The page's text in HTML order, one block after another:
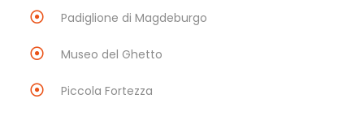
Padiglione di Magdeburgo
Museo del Ghetto
Piccola Fortezza